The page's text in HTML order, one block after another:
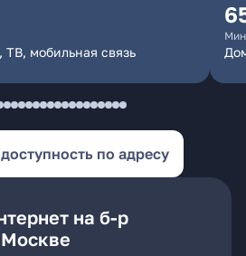
мобильная связь
по адресу
на б-р